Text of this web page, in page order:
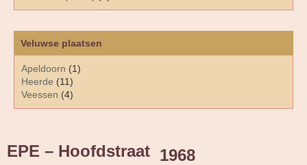
Veluwse plaatsen
Apeldoorn (1)
Heerde (11)
Veessen (4)
EPE – Hoofdstraat 1968